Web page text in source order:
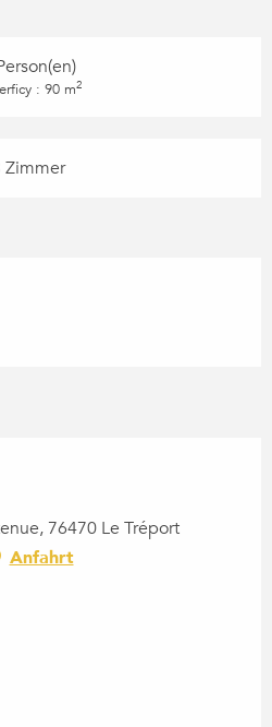
: 90 m2
Zimmer
76470 Le Tréport
Anfahrt